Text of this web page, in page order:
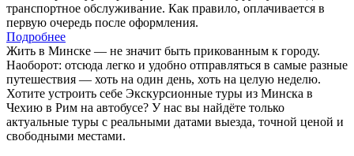
транспортное обслуживание. Как правило, оплачивается в
первую очередь после оформления.
Подробнее
Жить в Минске — не значит быть прикованным к городу.
Наоборот: отсюда легко и удобно отправляться в самые разные
путешествия — хоть на один день, хоть на целую неделю.
Хотите устроить себе Экскурсионные туры из Минска в
Чехию в Рим на автобусе? У нас вы найдёте только
актуальные туры с реальными датами выезда, точной ценой и
свободными местами.